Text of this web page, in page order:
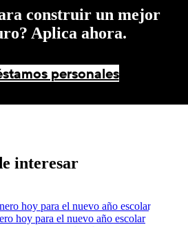
construir un mejor
Aplica ahora.
personales
interesar
hoy para el nuevo año escolar